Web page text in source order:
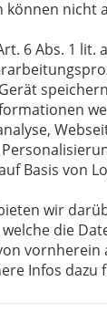
können nicht
6 Abs. 1 lit.
Basis von
wir
die
Infos dazu